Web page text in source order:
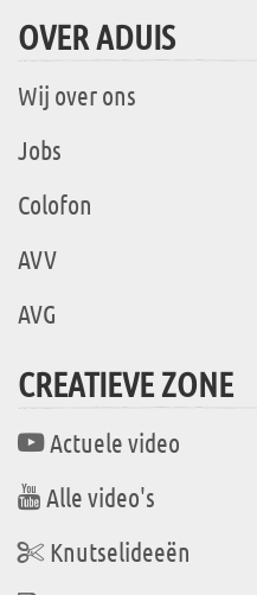
OVER ADUIS
Wij over ons
Jobs
Colofon
AVV
AVG
CREATIEVE ZONE
Actuele video
Alle video's
Knutselideeën